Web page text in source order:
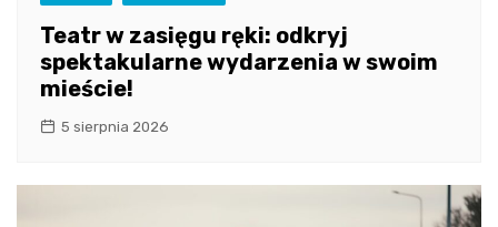
Teatr w zasięgu ręki: odkryj
spektakularne wydarzenia w swoim
mieście!
5 sierpnia 2026